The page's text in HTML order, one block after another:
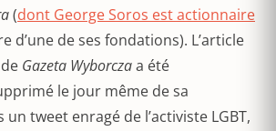
(dont George Soros est actionnaire
d’une de ses fondations). L’article
Gazeta Wyborczaa été
le jour même de sa
tweet enragé de l’activiste LGBT,